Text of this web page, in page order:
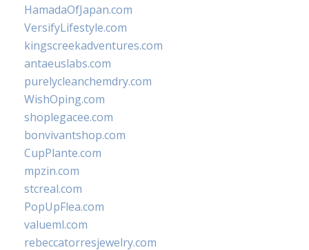
HamadaOfJapan.com
VersifyLifestyle.com
kingscreekadventures.com
antaeuslabs.com
purelycleanchemdry.com
WishOping.com
shoplegacee.com
bonvivantshop.com
CupPlante.com
mpzin.com
stcreal.com
PopUpFlea.com
valueml.com
rebeccatorresjewelry.com